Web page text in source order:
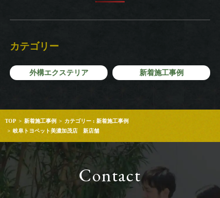
カテゴリー
外構エクステリア 新着施工事例
TOP 新着施工事例
カテゴリー : 新着施工事例
岐阜トヨペット美濃加茂店 新店舗
Contact